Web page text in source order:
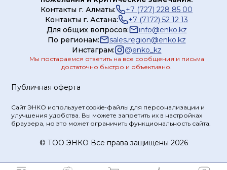
Публичная оферта
Сайт ЭНКО использует cookie-файлы для персонализации и
улучшения удобства. Вы можете запретить их в настройках
браузера, но это может ограничить функциональность сайта.
© ТOO ЭНКО Все права защищены 2026
Контакты г. Алматы:
+7 (727) 228 85 00
Контакты г. Астана:
+7 (7172) 52 12 13
Для общих вопросов:
info@enko.kz
По регионам:
sales.region@enko.kz
Инстаграм:
@enko_kz
Мы постараемся ответить на все сообщения и письма
достаточно быстро и объективно.